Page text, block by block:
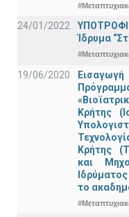
24/01/2022
Ίδρυμα
19/06/2020
Κρήτης
Κρήτης
και
το